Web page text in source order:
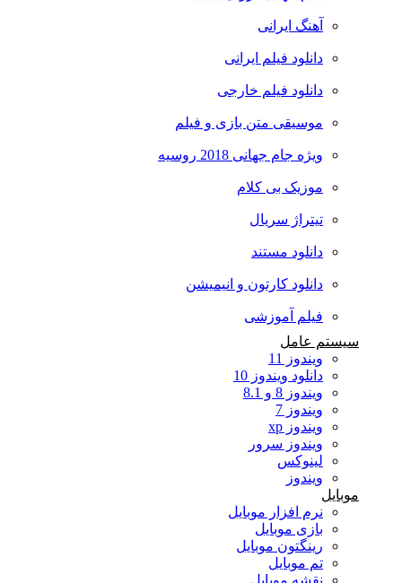
آهنگ ایرانی
دانلود فیلم ایرانی
دانلود فیلم خارجی
موسیقی متن بازی و فیلم
ویژه جام جهانی 2018 روسیه
موزیک بی کلام
تیتراژ سریال
دانلود مستند
دانلود کارتون و انیمیشن
فیلم آموزشی
سیستم عامل
ویندوز 11
دانلود ویندوز 10
ویندوز 8 و 8.1
ویندوز 7
ویندوز xp
ویندوز سرور
لینوکس
ویندوز
موبایل
نرم افزار موبایل
بازی موبایل
رینگتون موبایل
تم موبایل
نقشه موبایل